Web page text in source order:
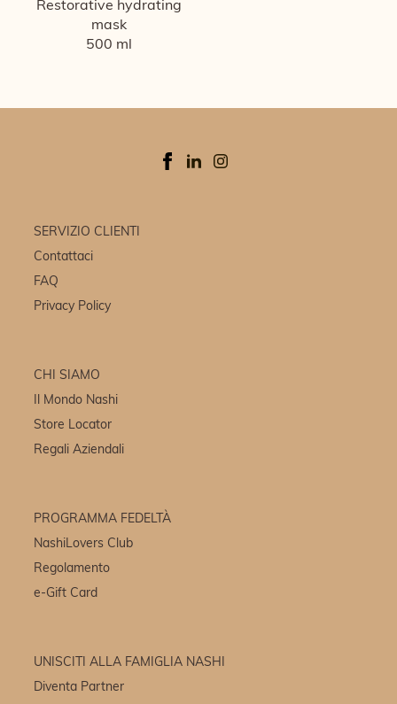
Restorative hydrating
mask
500 ml
SERVIZIO CLIENTI
Contattaci
FAQ
Privacy Policy
CHI SIAMO
Il Mondo Nashi
Store Locator
Regali Aziendali
PROGRAMMA FEDELTÀ
NashiLovers Club
Regolamento
e-Gift Card
UNISCITI ALLA FAMIGLIA NASHI
Diventa Partner